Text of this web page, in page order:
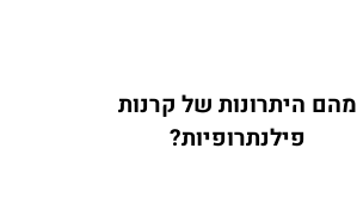
מהם היתרונות של קרנות
פילנתרופיות?